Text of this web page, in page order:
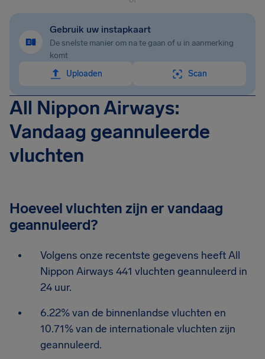
Gebruik uw instapkaart
De snelste manier om na te gaan of u in aanmerking
komt
Uploaden
Scan
All Nippon Airways:
Vandaag geannuleerde
vluchten
Hoeveel vluchten zijn er vandaag
geannuleerd?
Volgens onze recentste gegevens heeft All
Nippon Airways 441 vluchten geannuleerd in
24 uur.
6.22% van de binnenlandse vluchten en
10.71% van de internationale vluchten zijn
geannuleerd.